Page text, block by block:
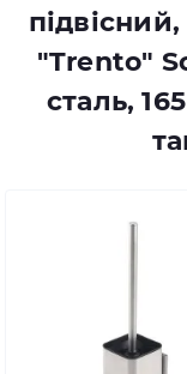
"Trento"
сталь,